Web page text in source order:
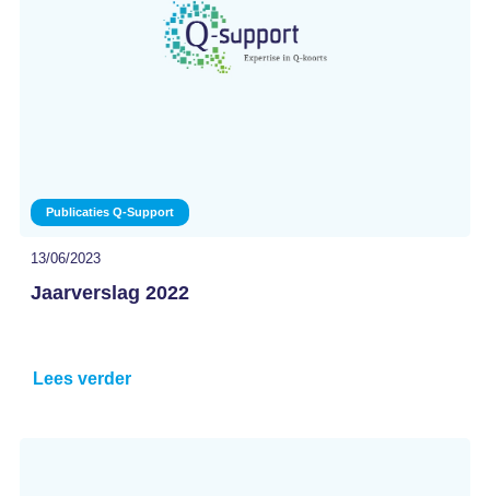
Publicaties Q-Support
13/06/2023
Jaarverslag 2022
Lees verder